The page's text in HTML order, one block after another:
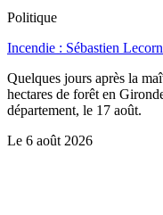
Politique
Incendie : Sébastien
Quelques jours après la
hectares de forêt en
département, le 17 août.
Le 6 août 2026